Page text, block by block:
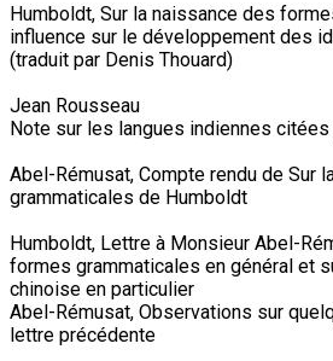
Humboldt, Sur la naissance des
influence sur le développement des
(traduit par Denis Thouard)
Jean Rousseau
Note sur les langues indiennes
Abel-Rémusat, Compte rendu de Sur
grammaticales de Humboldt
Humboldt, Lettre à Monsieur Abel-
formes grammaticales en général et
chinoise en particulier
Abel-Rémusat, Observations sur
lettre précédente